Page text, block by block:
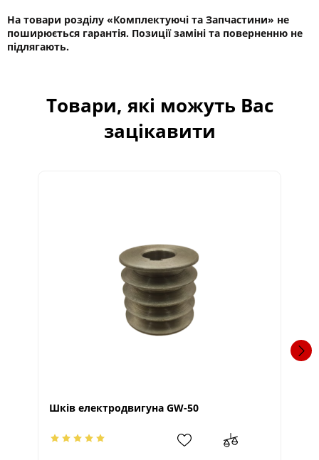
На товари розділу «Комплектуючі та Запчастини» не
поширюється гарантія. Позиції заміні та поверненню не
підлягають.
Товари, які можуть Вас
зацікавити
Шків електродвигуна GW-50